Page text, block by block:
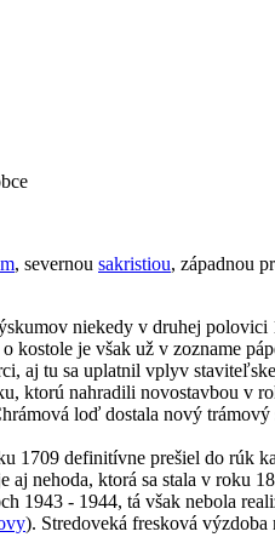
, severnou sakristiou, západnou
niekedy v druhej polovici
kostole je však už v zozname
aj tu sa uplatnil vplyv
ktorú nahradili novostavbou v
loď dostala nový
1709 definitívne prešiel do
nehoda, ktorá sa stala v roku
1943 - 1944, tá však nebola
). Stredoveká fresková výzdoba